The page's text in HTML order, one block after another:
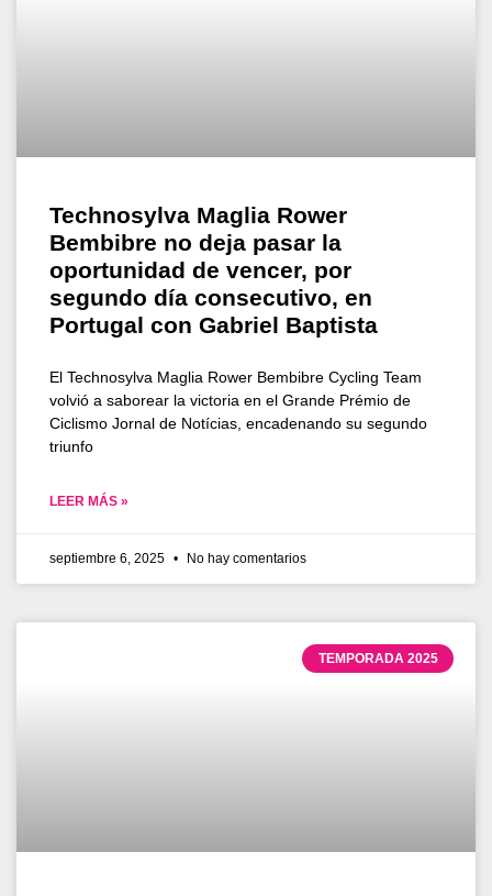
Technosylva Maglia Rower
Bembibre no deja pasar la
oportunidad de vencer, por
segundo día consecutivo, en
Portugal con Gabriel Baptista
El Technosylva Maglia Rower Bembibre Cycling Team
volvió a saborear la victoria en el Grande Prémio de
Ciclismo Jornal de Notícias, encadenando su segundo
triunfo
LEER MÁS »
septiembre 6, 2025 No hay comentarios
TEMPORADA 2025